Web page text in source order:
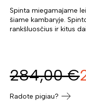
Spinta miegamajame
šiame kambaryje.
rankšluosčius ir kitus
284,00 €
Radote pigiau?